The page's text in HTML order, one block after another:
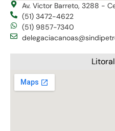
Av. Victor Barreto, 3288 -
(51) 3472-4622
(51) 9857-7340